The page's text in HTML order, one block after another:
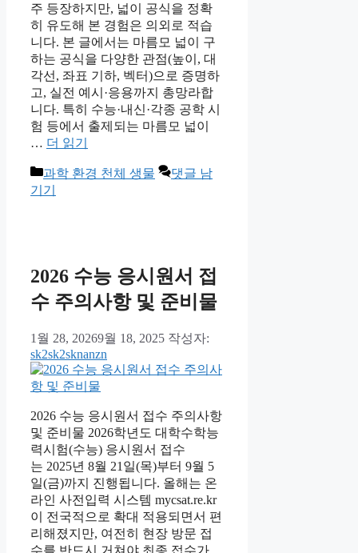
주 등장하지만, 넓이 공식을 정확
히 유도해 본 경험은 의외로 적습
니다. 본 글에서는 마름모 넓이 구
하는 공식을 다양한 관점(높이, 대
각선, 좌표 기하, 벡터)으로 증명하
고, 실전 예시·응용까지 총망라합
니다. 특히 수능·내신·각종 공학 시
험 등에서 출제되는 마름모 넓이
… 더 읽기
카
테
과학 환경 천체 생물
댓글 남
기기
2026 수능 응시원서 접
수 주의사항 및 준비물
1월 28, 20269월 18, 2025 작성자:
sk2sk2sknanzn
2026 수능 응시원서 접수 주의사항
및 준비물 2026학년도 대학수학능
력시험(수능) 응시원서 접수
는 2025년 8월 21일(목)부터 9월 5
일(금)까지 진행됩니다. 올해는 온
라인 사전입력 시스템 mycsat.re.kr
이 전국적으로 확대 적용되면서 편
리해졌지만, 여전히 현장 방문 접
수를 반드시 거쳐야 최종 접수가